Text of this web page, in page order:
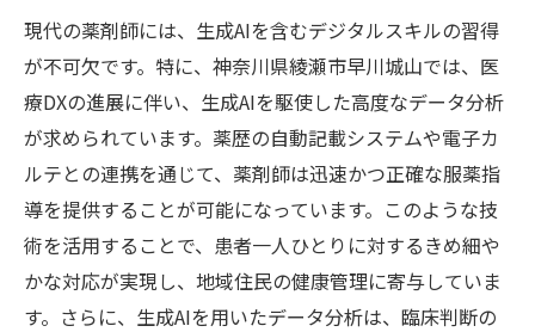
現代の薬剤師には、生成AIを含むデジタルスキルの習得
が不可欠です。特に、神奈川県綾瀬市早川城山では、医
療DXの進展に伴い、生成AIを駆使した高度なデータ分析
が求められています。薬歴の自動記載システムや電子カ
ルテとの連携を通じて、薬剤師は迅速かつ正確な服薬指
導を提供することが可能になっています。このような技
術を活用することで、患者一人ひとりに対するきめ細や
かな対応が実現し、地域住民の健康管理に寄与していま
す。さらに、生成AIを用いたデータ分析は、臨床判断の